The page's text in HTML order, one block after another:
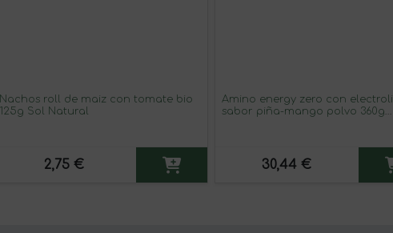
Nachos roll de maiz con tomate bio
125g Sol Natural
2,75 €
Amino energy zero con
sabor piña-mango polvo 360g
30,44 €